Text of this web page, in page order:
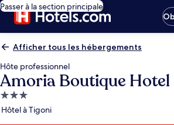
Passer à la section principale
Afficher tous les hébergements
Hôte professionnel
Amoria Boutique Hotel
Hébergement
3.0 étoiles
Hôtel à Tigoni